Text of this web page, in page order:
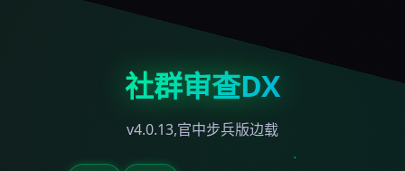
社群审查DX
v4.0.13,官中步兵版边载